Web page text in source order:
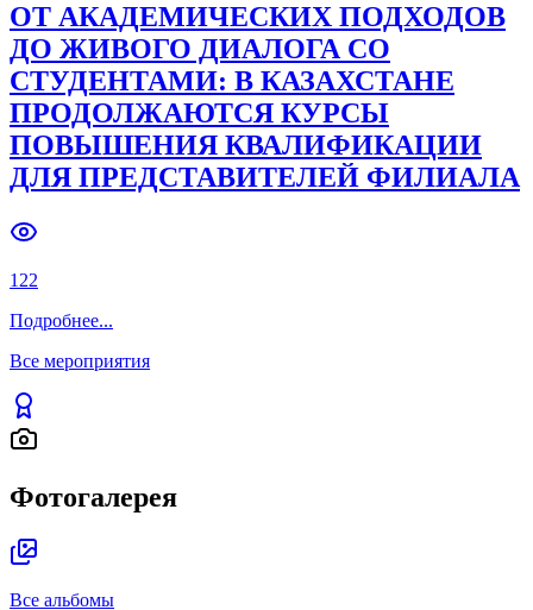
ОТ АКАДЕМИЧЕСКИХ ПОДХОДОВ
ДО ЖИВОГО ДИАЛОГА СО
СТУДЕНТАМИ: В КАЗАХСТАНЕ
ПРОДОЛЖАЮТСЯ КУРСЫ
ПОВЫШЕНИЯ КВАЛИФИКАЦИИ
ДЛЯ ПРЕДСТАВИТЕЛЕЙ ФИЛИАЛА
122
Подробнее...
Все мероприятия
Фотогалерея
Все альбомы